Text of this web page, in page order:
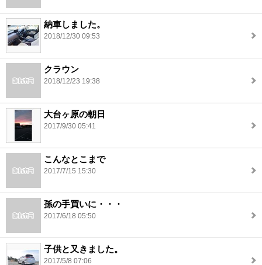
納車しました。
2018/12/30 09:53
クラウン
2018/12/23 19:38
大台ヶ原の朝日
2017/9/30 05:41
こんなとこまで
2017/7/15 15:30
孫の手買いに・・・
2017/6/18 05:50
子供と又きました。
2017/5/8 07:06